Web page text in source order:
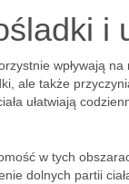
i
wpływają
ale także
ułatwiają
w tych
dolnych partii